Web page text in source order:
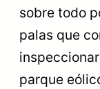
sobre todo
palas que
parque